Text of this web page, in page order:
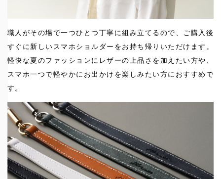
職人がその場で一つひとつ丁寧に組み立てるので、ご購入後
すぐに新しいスマホショルダーをお持ち帰りいただけます。
軽快な夏のファッションにレザーの上品さを加えたい方や、
スマホ一つで軽やかにお出かけを楽しみたい方におすすめで
す。